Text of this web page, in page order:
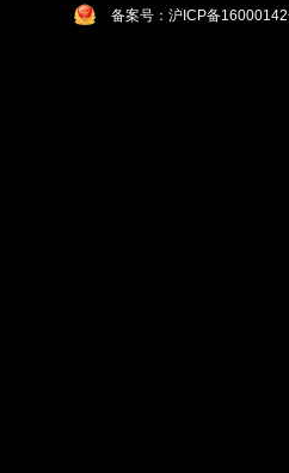
备案号：沪ICP备